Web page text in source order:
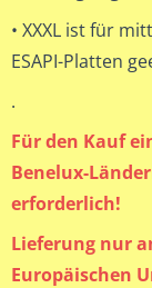
• XXXL ist für
ESAPI-Platten
.
Für den Kauf
Benelux-
erforderlich!
Lieferung nur
Europäischen